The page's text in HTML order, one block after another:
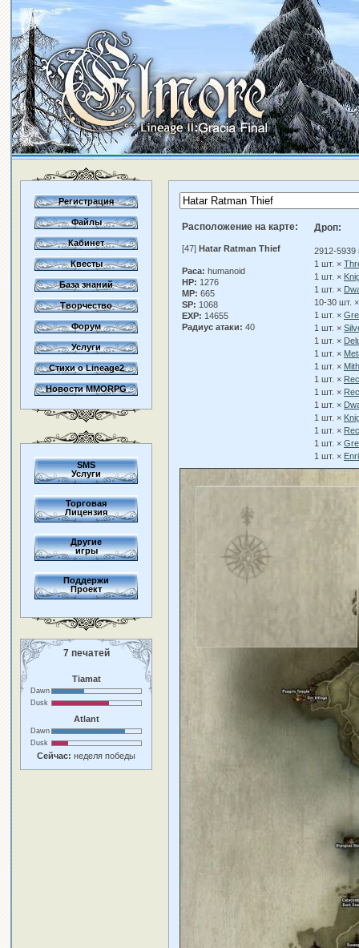
Регистрация
Файлы
Кабинет
Квесты
База знаний
Творчество
Форум
Услуги
Стихи о Lineage2
Новости MMORPG
SMS
Услуги
Торговая
Лицензия
Другие
игры
Поддержи
Проект
7 печатей
Tiamat
Dawn
Dusk
Atlant
Dawn
Dusk
Сейчас: неделя победы
Расположение на карте:
[47] Hatar Ratman Thief
Раса: humanoid
HP: 1276
MP: 665
SP: 1068
EXP: 14655
Радиус атаки: 40
Дроп:
2912-
1 шт. ×
1 шт. ×
1 шт. ×
10-30 шт.
1 шт. ×
1 шт. ×
1 шт. ×
1 шт. ×
1 шт. ×
1 шт. ×
1 шт. ×
1 шт. ×
1 шт. ×
1 шт. ×
1 шт. ×
1 шт. ×